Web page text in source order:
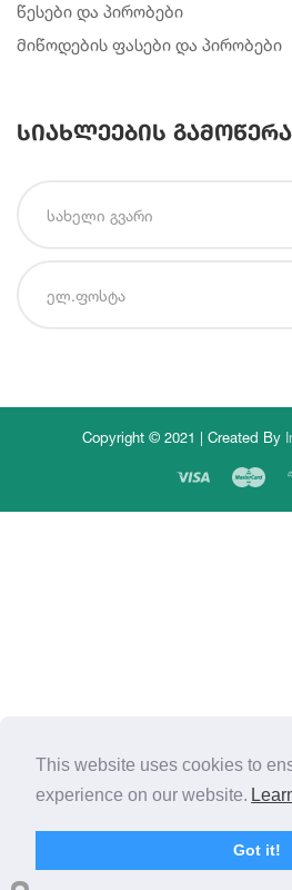
წესები და პირობები
მიწოდების ფასები და პირობები
სიახლეების გამოწერა
Copyright © 2021 | Created By
This website uses cookies to
experience on our website.
Got it!